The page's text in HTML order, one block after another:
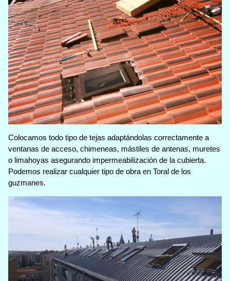
Colocamos todo tipo de tejas adaptándolas correctamente a
ventanas de acceso, chimeneas, mástiles de antenas, muretes
o limahoyas asegurando impermeabilización de la cubierta.
Podemos realizar cualquier tipo de obra en Toral de los
guzmanes.